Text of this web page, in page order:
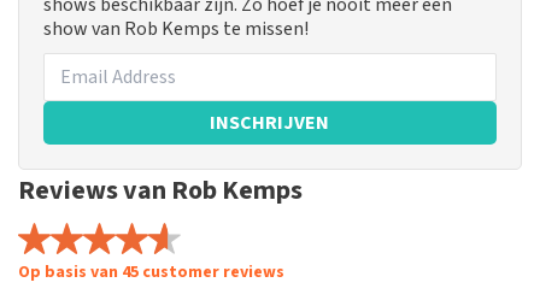
show van Rob Kemps te missen!
INSCHRIJVEN
Reviews van Rob Kemps
Op basis van 45 customer reviews